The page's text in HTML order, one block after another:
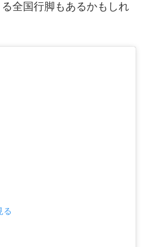
全国行脚もあるかもしれ
る